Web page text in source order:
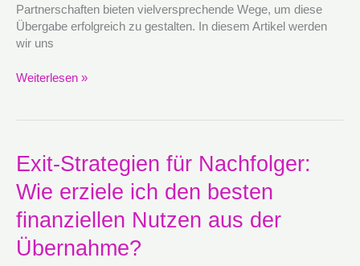
Partnerschaften bieten vielversprechende Wege, um diese
Übergabe erfolgreich zu gestalten. In diesem Artikel werden
wir uns
Weiterlesen »
Exit-Strategien für Nachfolger:
Wie erziele ich den besten
finanziellen Nutzen aus der
Übernahme?
Exit-
Strategien
für
Wie
erziele
ich